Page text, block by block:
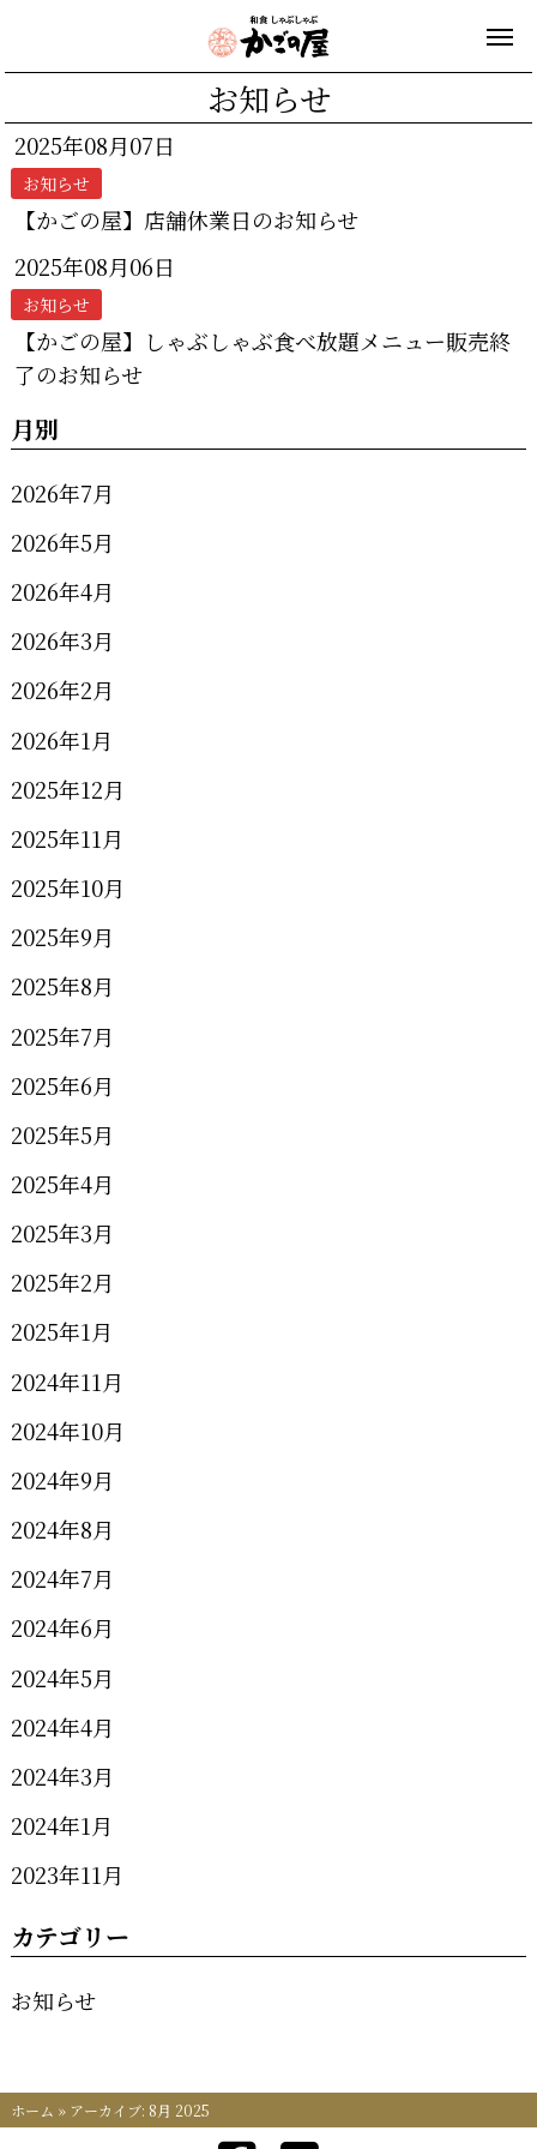
お知らせ
2025年08月07日
お知らせ
【かごの屋】店舗休業日のお知らせ
2025年08月06日
お知らせ
【かごの屋】しゃぶしゃぶ食べ放題メニュー販売終
了のお知らせ
月別
2026年7月
2026年5月
2026年4月
2026年3月
2026年2月
2026年1月
2025年12月
2025年11月
2025年10月
2025年9月
2025年8月
2025年7月
2025年6月
2025年5月
2025年4月
2025年3月
2025年2月
2025年1月
2024年11月
2024年10月
2024年9月
2024年8月
2024年7月
2024年6月
2024年5月
2024年4月
2024年3月
2024年1月
2023年11月
カテゴリー
お知らせ
ホーム » アーカイブ: 8月 2025